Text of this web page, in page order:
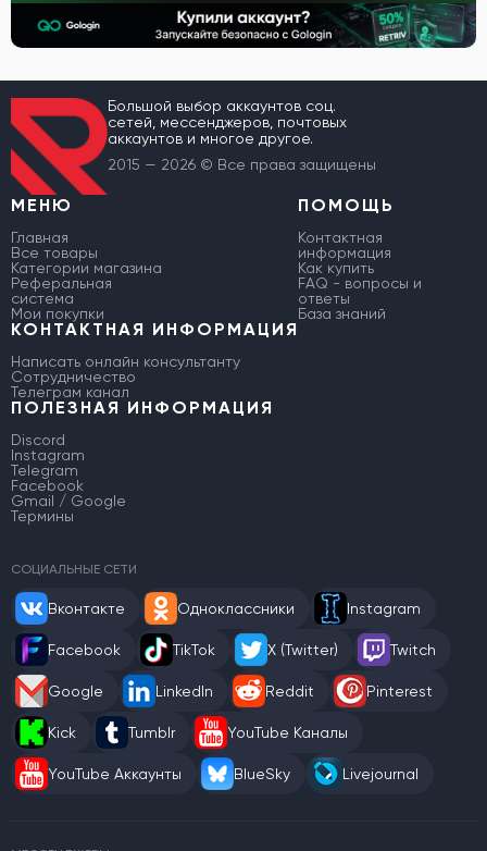
Большой выбор аккаунтов соц.
сетей, мессенджеров, почтовых
аккаунтов и многое другое.
2015 — 2026 © Все права защищены
МЕНЮ
Главная
Все товары
Категории магазина
Реферальная
система
Мои покупки
ПОМОЩЬ
Контактная
информация
Как купить
FAQ - вопросы и
ответы
База знаний
КОНТАКТНАЯ ИНФОРМАЦИЯ
Написать онлайн консультанту
Сотрудничество
Телеграм канал
ПОЛЕЗНАЯ ИНФОРМАЦИЯ
Discord
Instagram
Telegram
Facebook
Gmail / Google
Термины
СОЦИАЛЬНЫЕ СЕТИ
Вконтакте Одноклассники Instagram
Facebook TikTok X (Twitter) Twitch
Google LinkedIn Reddit Pinterest
Kick Tumblr YouTube Каналы
YouTube Аккаунты BlueSky Livejournal